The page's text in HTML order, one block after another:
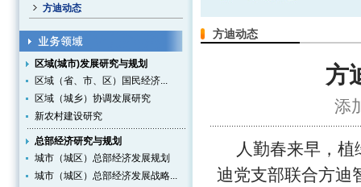
方迪动态
区域(城市)发展研究与规划
区域（省、市、区）国民经济...
区域（城乡）协调发展研究
新农村建设研究
总部经济研究与规划
城市（城区）总部经济发展规划
城市（城区）总部经济发展战略...
方迪动态
方
添
人勤春来早，
迪党支部联合方迪